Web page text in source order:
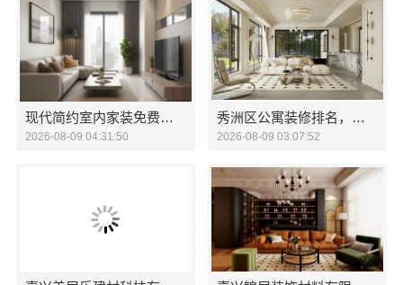
现代简约室内家装免费设计价格选福建尚艺空间新材料科技有限公司
2026-08-09 04:31:50
秀洲区公寓装修排名，嘉兴锦居装饰材料有限公司专业可靠口碑好
2026-08-09 03:07:52